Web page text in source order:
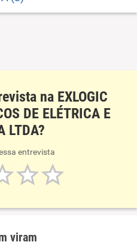
de ensino não especificadas
na EXLOGIC
DE ELÉTRICA E
LTDA?
entrevista
viram